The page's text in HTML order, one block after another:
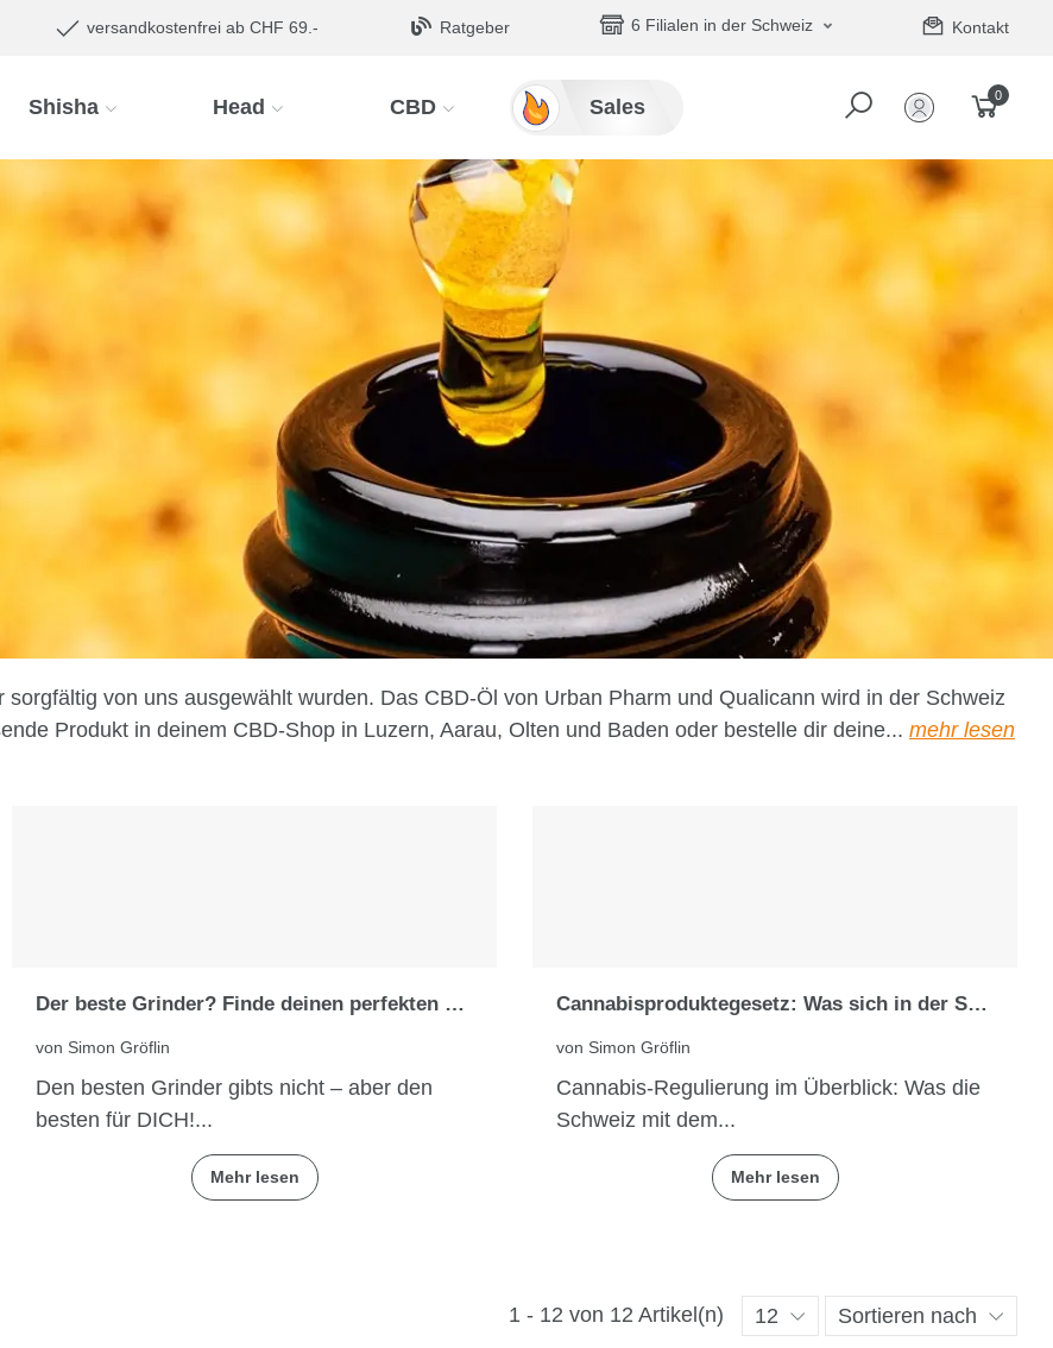
versandkostenfrei ab CHF 69.- Ratgeber 6 Filialen in der Schweiz Kontakt
Shisha Head CBD Sales
0
von uns ausgewählt wurden. Das CBD-Öl von Urban Pharm und Qualicann wird in der Schweiz
Produkt in deinem CBD-Shop in Luzern, Aarau, Olten und Baden oder bestelle dir deine... mehr lesen
Der beste Grinder? Finde deinen perfekten Begleiter
von Simon Gröflin
Den besten Grinder gibts nicht – aber den
besten für DICH!...
Mehr lesen
Cannabisproduktegesetz: Was sich in der Schweiz ändern soll
von Simon Gröflin
Cannabis-Regulierung im Überblick: Was die
Schweiz mit dem...
Mehr lesen
1 - 12 von 12 Artikel(n) 12 Sortieren nach